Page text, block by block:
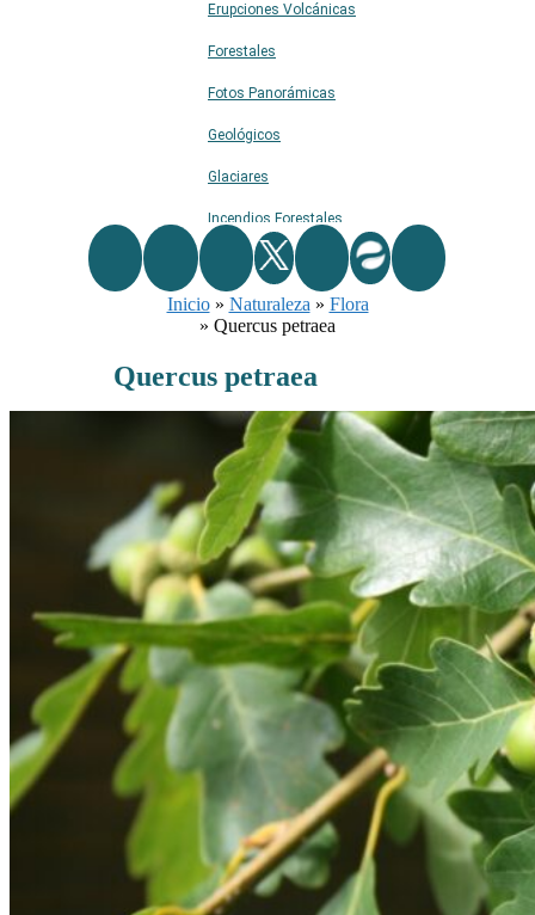
Erupciones Volcánicas
Forestales
Fotos Panorámicas
Geológicos
Glaciares
Incendios Forestales
Naturaleza
Ríos
Terremotos
Topográficos
Vértices Geodésicos
Inicio» Naturaleza » Flora
» Quercus petraea
Quercus petraea